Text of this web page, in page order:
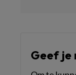
Geef je